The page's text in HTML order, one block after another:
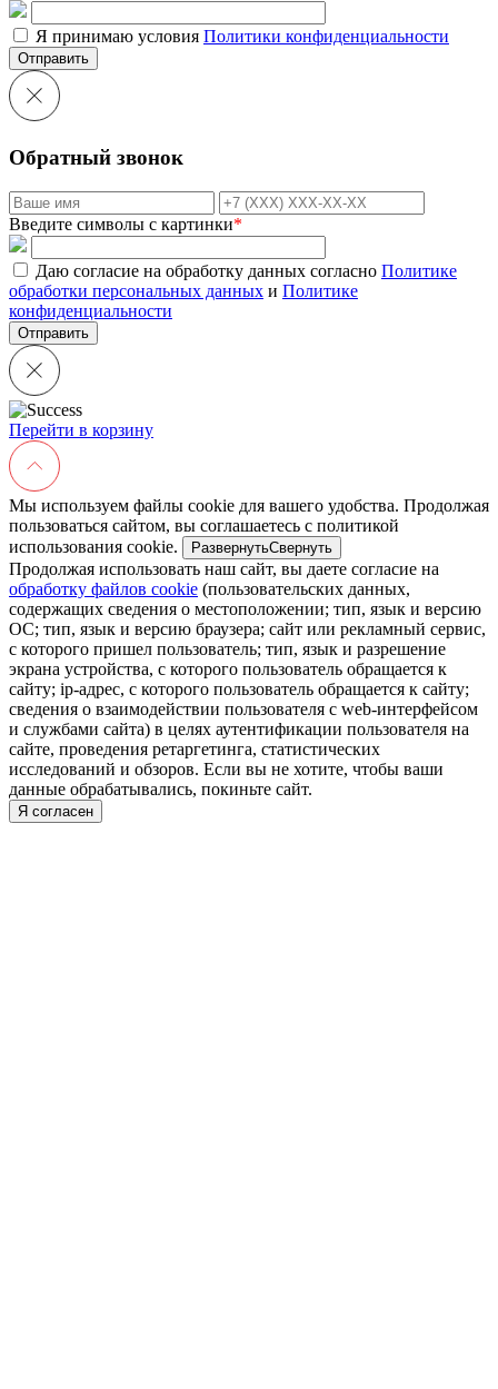
Я принимаю условия Политики конфиденциальности
Отправить
Обратный звонок
Введите символы с картинки*
Даю согласие на обработку данных согласно Политике
обработки персональных данных и Политике
конфиденциальности
Перейти в корзину
Мы используем файлы cookie для вашего удобства. Продолжая
пользоваться сайтом, вы соглашаетесь с политикой
использования cookie.
РазвернутьСвернуть
Продолжая использовать наш сайт, вы даете согласие на
обработку файлов cookie (пользовательских данных,
содержащих сведения о местоположении; тип, язык и версию
ОС; тип, язык и версию браузера; сайт или рекламный сервис,
с которого пришел пользователь; тип, язык и разрешение
экрана устройства, с которого пользователь обращается к
сайту; ip-адрес, с которого пользователь обращается к сайту;
сведения о взаимодействии пользователя с web-интерфейсом
и службами сайта) в целях аутентификации пользователя на
сайте, проведения ретаргетинга, статистических
исследований и обзоров. Если вы не хотите, чтобы ваши
данные обрабатывались, покиньте сайт.
Я согласен